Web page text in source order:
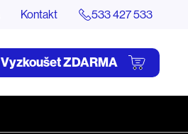
Kontakt 533 427 533
Vyzkoušet ZDARMA